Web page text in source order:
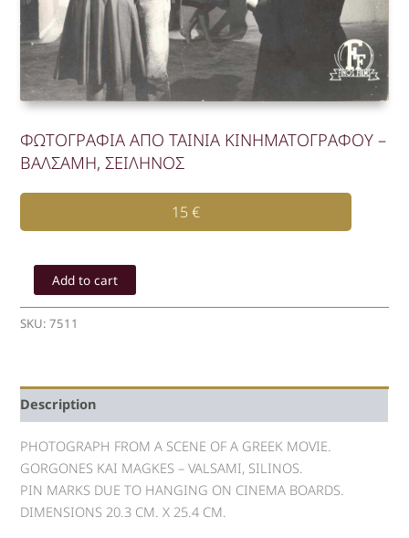
ΦΩΤΟΓΡΑΦΙΑ ΑΠΟ ΤΑΙΝΙΑ ΚΙΝΗΜΑΤΟΓΡΑΦΟΥ –
ΒΑΛΣΑΜΗ, ΣΕΙΛΗΝΟΣ
15€
ΦΩΤΟΓΡΑΦΙΑ
ΤΑΙΝΙΑ
ΚΙΝΗΜΑΤΟΓΡΑΦΟΥ
quantity
Add to cart
SKU:7511
Description
PHOTOGRAPH FROM A SCENE OF A GREEK MOVIE.
GORGONES KAI MAGKES – VALSAMI, SILINOS.
PIN MARKS DUE TO HANGING ON CINEMA BOARDS.
DIMENSIONS 20.3 CM. X 25.4 CM.